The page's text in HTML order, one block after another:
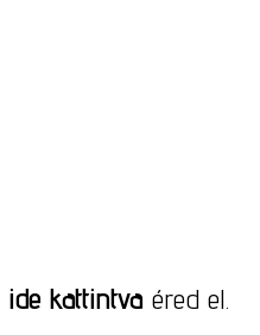
ide kattintvaéred el.